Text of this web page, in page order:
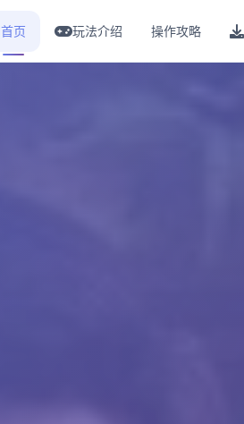
首页 玩法介绍 操作攻略